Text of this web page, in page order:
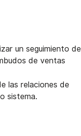
un seguimiento de
de ventas
las relaciones de
sistema.